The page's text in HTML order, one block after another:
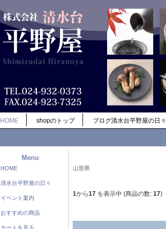
HOME shopのトップ ブログ清水台平野屋の日々
Menu
HOME
清水台平野屋の日々
イベント案内
おすすめの商品
カートを見る
山形県
1から17 を表示中 (商品の数: 17)